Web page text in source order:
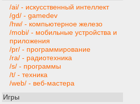
/ai/ - искусственный интеллект
/gd/ - gamedev
/hw/ - компьютерное железо
/mobi/ - мобильные устройства и
приложения
/pr/ - программирование
/ra/ - радиотехника
/s/ - программы
/t/ - техника
/web/ - веб-мастера
Игры